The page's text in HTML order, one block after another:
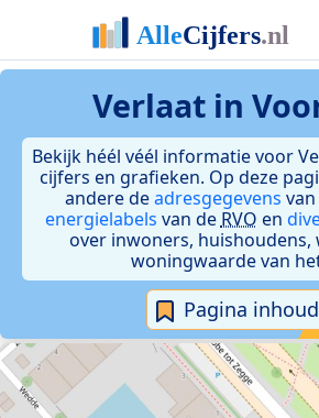
Verlaat in
Bekijk héél véél informatie voor
cijfers en grafieken. Op deze
andere deadresgegevens
energielabels van de RVO en
over inwoners, huishoudens,
woningwaarde van
Pagina